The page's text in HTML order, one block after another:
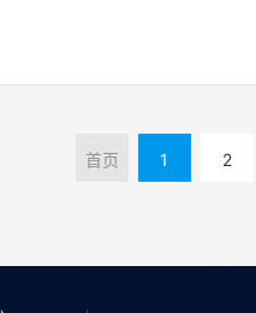
首页 1 2